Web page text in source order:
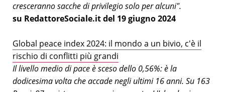
cresceranno sacche di privilegio solo per alcuni".
su RedattoreSociale.it del 19 giugno 2024
Global peace index 2024: il mondo a un bivio, c'è il
rischio di conflitti più grandi
Il livello medio di pace è sceso dello 0,56%: è la
dodicesima volta che accade negli ultimi 16 anni. Su 163